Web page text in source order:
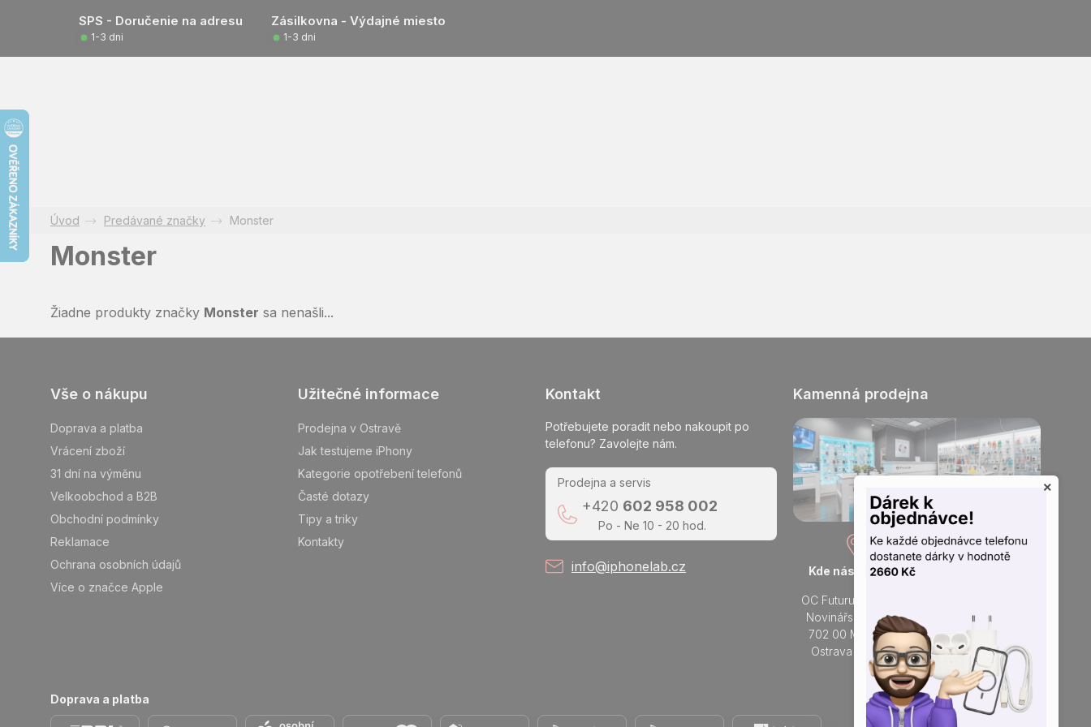
SPS - Doručenie na adresu Zásilkovna - Výdajné miesto
1-3 dni 1-3 dni
Predávané značky Monster
Monster
Žiadne produkty značky Monster sa nenašli...
Vše o nákupu
Doprava a platba
Vrácení zboží
31 dní na výměnu
Velkoobchod a B2B
Obchodní podmínky
Reklamace
Ochrana osobních údajů
Více o značce Apple
Užitečné informace
Prodejna v Ostravě
Jak testujeme iPhony
Kategorie opotřebení telefonů
Časté dotazy
Tipy a triky
Kontakty
Kontakt
Potřebujete poradit nebo nakoupit po
telefonu? Zavolejte nám.
Prodejna a servis
+420 602 958 002
Po - Ne 10 - 20 hod.
info@iphonelab.cz
Kamenná prodejna
Kde nás najdete
OC Futurum Ostrava
Novinářská 3178/6
702 00 Moravská
Ostrava a Přívoz
9 - 21 hod.
Do prodejny
Doprava a platba Přidejte se k nám na sítích
×